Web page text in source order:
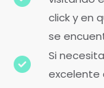
click y en
se
Si
excelente